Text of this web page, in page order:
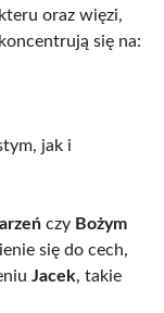
oraz więzi,
się na:
jak i
czy Bożym
się do cech,
Jacek, takie